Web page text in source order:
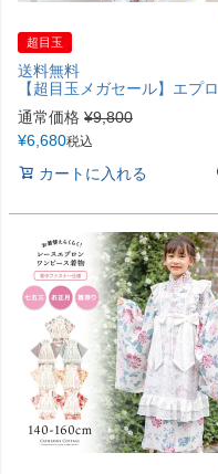
超目玉
送料無料
【超目玉メガセール】エプロン着物ワンピース 和装 3才 7才 女の子 七五三 お正月 ひな祭り 写真撮影 大正レトロ 被布 エプロン被布 洗える着物 背中ファスナー 簡単着付け TAK キャサリンコテージ
通常価格 ¥9,800
¥6,680税込
カートに入れる